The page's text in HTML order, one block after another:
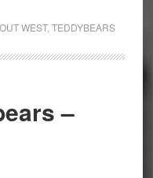
WEST, TEDDYBEARS
–